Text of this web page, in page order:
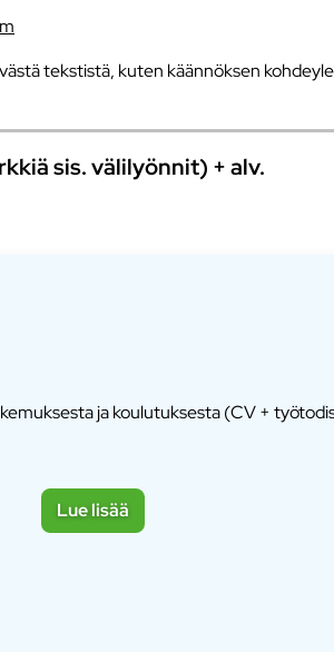
tekstistä, kuten käännöksen
sis. välilyönnit) + alv.
ja koulutuksesta (CV +
Lue lisää